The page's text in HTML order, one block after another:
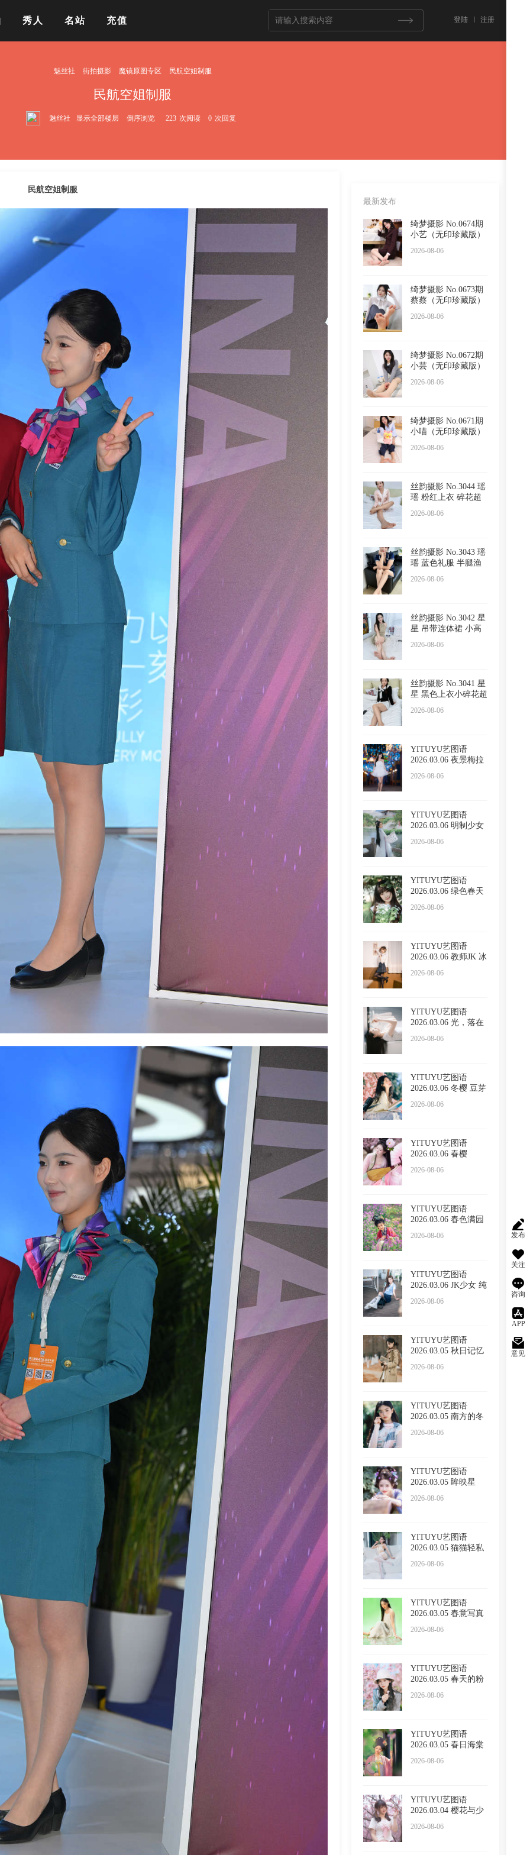
秀人 名站 充值 登陆 注册
发布
关注
咨询
APP
意见
魅丝社 街拍摄影 魔镜原图专区 民航空姐制服
民航空姐制服
魅丝社 显示全部楼层 倒序浏览 223 次阅读 0 次回复
最新发布
绮梦摄影 No.0674期
小艺（无印珍藏版）
2026-08-06
绮梦摄影 No.0673期
蔡蔡（无印珍藏版）
2026-08-06
绮梦摄影 No.0672期
小芸（无印珍藏版）
2026-08-06
绮梦摄影 No.0671期
小喵（无印珍藏版）
2026-08-06
丝韵摄影 No.3044 瑶
瑶 粉红上衣 碎花超
2026-08-06
丝韵摄影 No.3043 瑶
瑶 蓝色礼服 半腿渔
2026-08-06
丝韵摄影 No.3042 星
星 吊带连体裙 小高
2026-08-06
丝韵摄影 No.3041 星
星 黑色上衣小碎花超
2026-08-06
YITUYU艺图语
2026.03.06 夜景梅拉
2026-08-06
YITUYU艺图语
2026.03.06 明制少女
2026-08-06
YITUYU艺图语
2026.03.06 绿色春天
2026-08-06
YITUYU艺图语
2026.03.06 教师JK 冰
2026-08-06
YITUYU艺图语
2026.03.06 光，落在
2026-08-06
YITUYU艺图语
2026.03.06 冬樱 豆芽
2026-08-06
YITUYU艺图语
2026.03.06 春樱
2026-08-06
YITUYU艺图语
2026.03.06 春色满园
2026-08-06
YITUYU艺图语
2026.03.06 JK少女 纯
2026-08-06
YITUYU艺图语
2026.03.05 秋日记忆
2026-08-06
YITUYU艺图语
2026.03.05 南方的冬
2026-08-06
YITUYU艺图语
2026.03.05 眸映星
2026-08-06
YITUYU艺图语
2026.03.05 猫猫轻私
2026-08-06
YITUYU艺图语
2026.03.05 春意写真
2026-08-06
YITUYU艺图语
2026.03.05 春天的粉
2026-08-06
YITUYU艺图语
2026.03.05 春日海棠
2026-08-06
YITUYU艺图语
2026.03.04 樱花与少
2026-08-06
民航空姐制服